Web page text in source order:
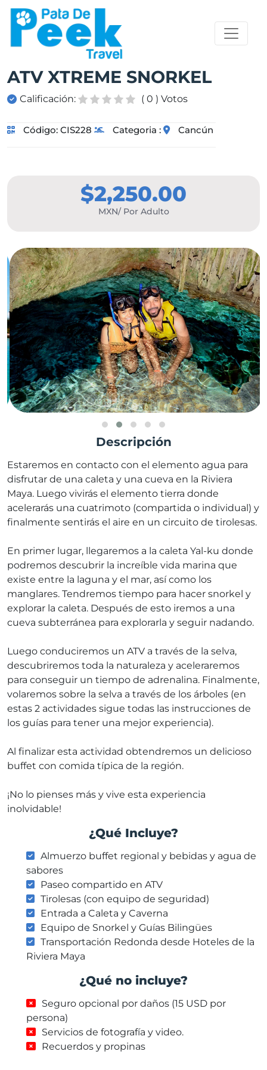
ATV XTREME SNORKEL
Calificación: ( 0 ) Votos
Código: CIS228 Categoria : Cancún
$2,250.00
MXN/ Por Adulto
Descripción
Estaremos en contacto con el elemento agua para
disfrutar de una caleta y una cueva en la Riviera
Maya. Luego vivirás el elemento tierra donde
acelerarás una cuatrimoto (compartida o individual) y
finalmente sentirás el aire en un circuito de tirolesas.
En primer lugar, llegaremos a la caleta Yal-ku donde
podremos descubrir la increíble vida marina que
existe entre la laguna y el mar, así como los
manglares. Tendremos tiempo para hacer snorkel y
explorar la caleta. Después de esto iremos a una
cueva subterránea para explorarla y seguir nadando.
Luego conduciremos un ATV a través de la selva,
descubriremos toda la naturaleza y aceleraremos
para conseguir un tiempo de adrenalina. Finalmente,
volaremos sobre la selva a través de los árboles (en
estas 2 actividades sigue todas las instrucciones de
los guías para tener una mejor experiencia).
Al finalizar esta actividad obtendremos un delicioso
buffet con comida típica de la región.
¡No lo pienses más y vive esta experiencia
inolvidable!
¿Qué Incluye?
Almuerzo buffet regional y bebidas y agua de
sabores
Paseo compartido en ATV
Tirolesas (con equipo de seguridad)
Entrada a Caleta y Caverna
Equipo de Snorkel y Guías Bilingües
Transportación Redonda desde Hoteles de la
Riviera Maya
¿Qué no incluye?
Seguro opcional por daños (15 USD por
persona)
Servicios de fotografía y video.
Recuerdos y propinas